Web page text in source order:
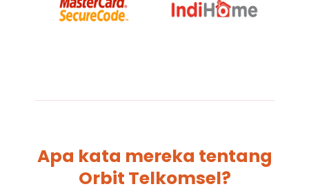
Apa kata mereka tentang
Orbit Telkomsel?